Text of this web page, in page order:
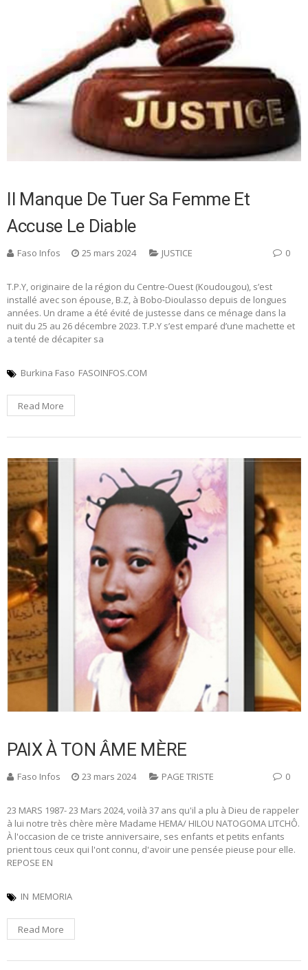
Il Manque De Tuer Sa Femme Et
Accuse Le Diable
Faso Infos 25 mars 2024 JUSTICE 0
T.P.Y, originaire de la région du Centre-Ouest (Koudougou), s’est
installé avec son épouse, B.Z, à Bobo-Dioulasso depuis de longues
années. Un drame a été évité de justesse dans ce ménage dans la
nuit du 25 au 26 décembre 2023. T.P.Y s’est emparé d’une machette et
a tenté de décapiter sa
Burkina Faso FASOINFOS.COM
Read More
PAIX À TON ÂME MÈRE
Faso Infos 23 mars 2024 PAGE TRISTE 0
23 MARS 1987- 23 Mars 2024, voilà 37 ans qu'il a plu à Dieu de rappeler
à lui notre très chère mère Madame HEMA/ HILOU NATOGOMA LITCHÔ.
À l'occasion de ce triste anniversaire, ses enfants et petits enfants
prient tous ceux qui l'ont connu, d'avoir une pensée pieuse pour elle.
REPOSE EN
IN MEMORIA
Read More